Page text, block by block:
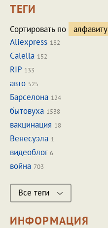
ТЕГИ
Сортировать по алфавиту
Aliexpress 182
Calella 152
RIP 133
авто 525
Барселона 124
бытовуха 1538
вакцинация 18
Венесуэла 1
видеоблог 6
война 703
Все теги
ИНФОРМАЦИЯ